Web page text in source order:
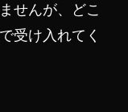
せんが、どこ
受け入れてく